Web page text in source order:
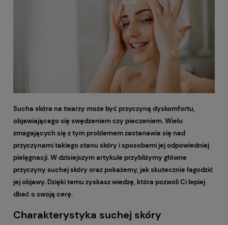
Sucha skóra na twarzy może być przyczyną dyskomfortu,
objawiającego się swędzeniem czy pieczeniem. Wielu
zmagających się z tym problemem zastanawia się nad
przyczynami takiego stanu skóry i sposobami jej odpowiedniej
pielęgnacji. W dzisiejszym artykule przybliżymy główne
przyczyny suchej skóry oraz pokażemy, jak skutecznie łagodzić
jej objawy. Dzięki temu zyskasz wiedzę, która pozwoli Ci lepiej
dbać o swoją cerę.
Charakterystyka suchej skóry